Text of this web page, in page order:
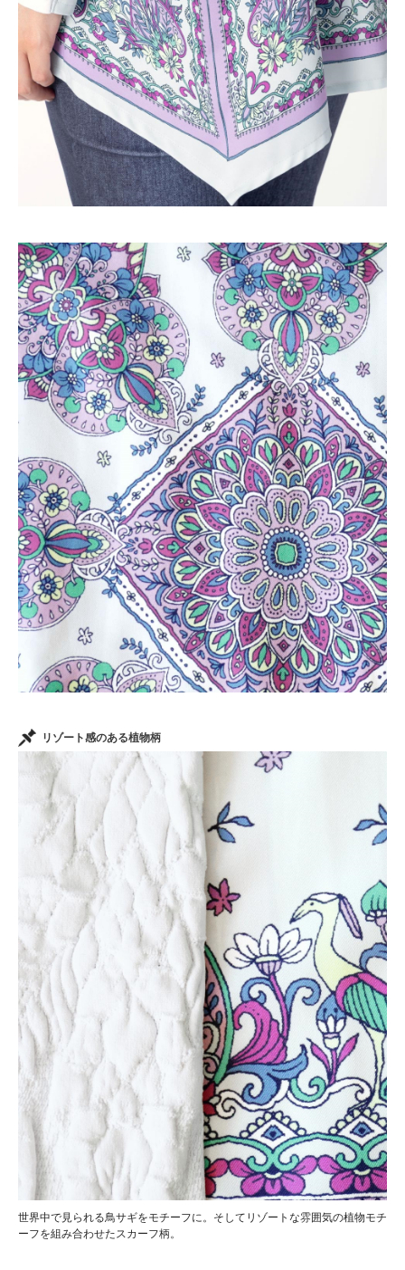
リゾート感のある植物柄
世界中で見られる鳥サギをモチーフに。そしてリゾートな雰囲気の植物モチ
ーフを組み合わせたスカーフ柄。